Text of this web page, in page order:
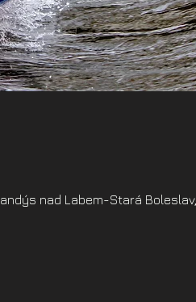
nad Labem-Stará Boleslav,